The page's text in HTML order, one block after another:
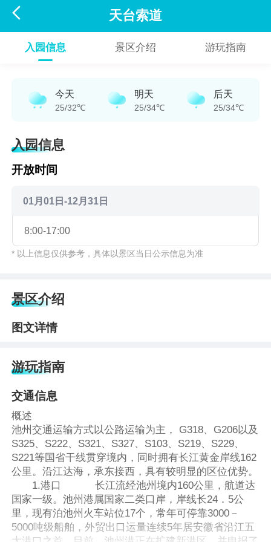
 天台索道
入园信息 景区介绍 游玩指南
今天
25/32℃
明天
25/34℃
后天
25/34℃
入园信息
开放时间
01月01日-12月31日
8:00-17:00
* 以上信息仅供参考，具体以景区当日公示信息为准
景区介绍
图文详情
游玩指南
交通信息
概述
池州交通运输方式以公路运输为主， G318、G206以及
S325、S222、S321、S327、S103、S219、S229、
S221等国省干线贯穿境内，同时拥有长江黄金岸线162
公里。沿江达海，承东接西，具有较明显的区位优势。
1.港口 长江流经池州境内160公里，航道达
国家一级。池州港属国家二类口岸，岸线长24．5公
里，现有泊池州火车站位17个，常年可停靠3000－
5000吨级船舶，外贸出口运量连续5年居安徽省沿江五